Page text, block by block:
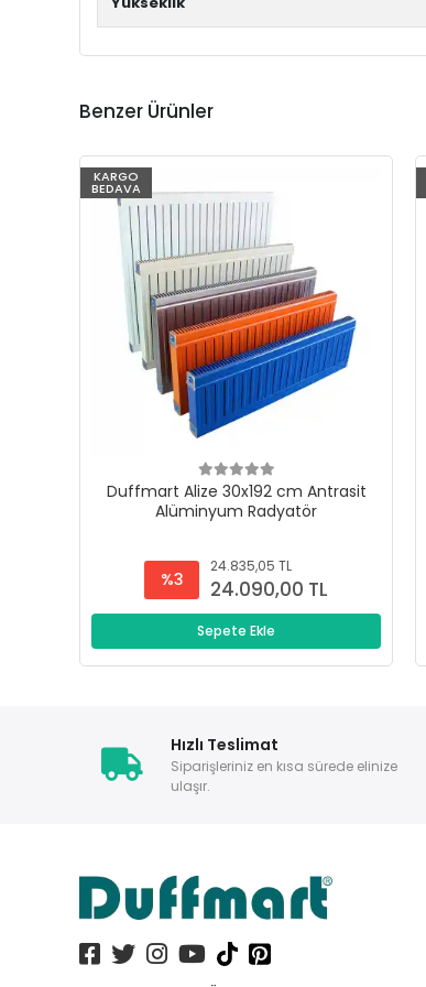
Benzer Ürünler
KARGO
BEDAVA
Duffmart Alize 30x192 cm Antrasit
Alüminyum Radyatör
%3
24.835,05 TL
24.090,00 TL
Sepete Ekle
Hızlı Teslimat
Siparişleriniz en kısa sürede elinize
ulaşır.